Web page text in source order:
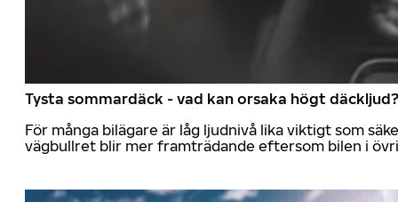
Tysta sommardäck - vad kan orsaka högt däckljud?
För många bilägare är låg ljudnivå lika viktigt som
vägbullret blir mer framträdande eftersom bilen i